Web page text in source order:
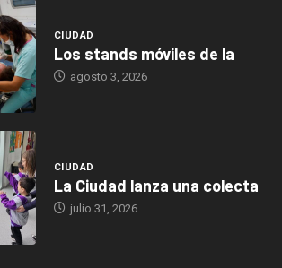
CIUDAD
Los stands móviles de la
agosto 3, 2026
CIUDAD
La Ciudad lanza una colecta
julio 31, 2026